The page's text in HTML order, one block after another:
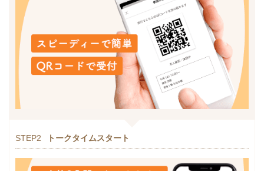
STEP2 トークタイムスタート